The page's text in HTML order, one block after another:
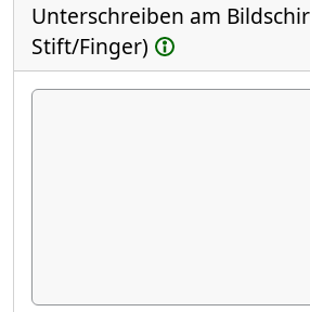
Unterschreiben am
Stift/Finger)